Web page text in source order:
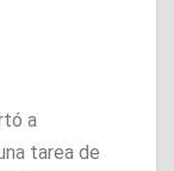
a
tarea de